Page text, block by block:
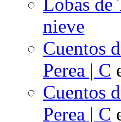
Lobas de
nieve
Cuentos
Perea | C
Cuentos
Perea | C